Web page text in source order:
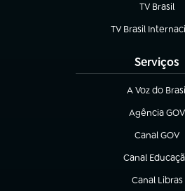
TV Brasil
(abre em
TV Brasil
(abre em nova
Serviços
A Voz do
(abre em nova
Agência GOV
(abre em
Canal GOV
(abre em
Canal
(abre em nova
Canal Libras
(abre em